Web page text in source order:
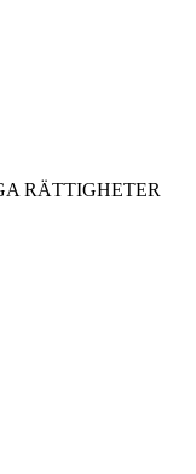
RÄTTIGHETER